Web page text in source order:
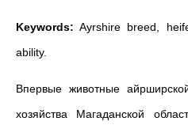
Keywords: Ayrshire breed,
ability.
Впервые животные
хозяйства Магаданской